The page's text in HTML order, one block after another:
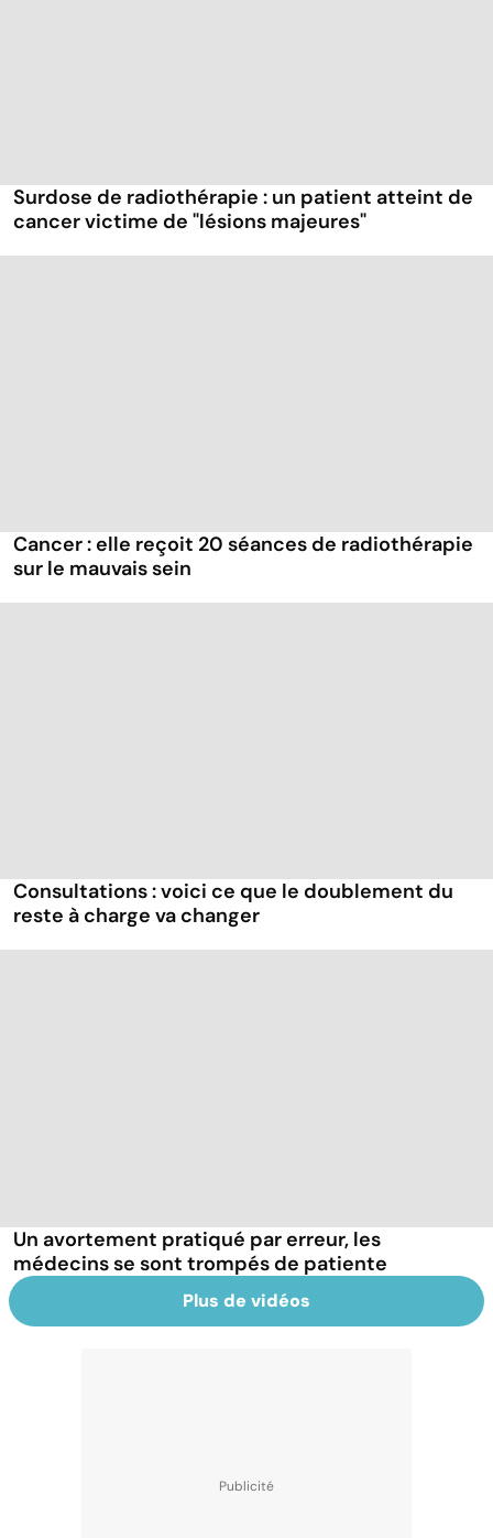
Surdose de radiothérapie : un patient atteint de
cancer victime de "lésions majeures"
Cancer : elle reçoit 20 séances de radiothérapie
sur le mauvais sein
Consultations : voici ce que le doublement du
reste à charge va changer
Un avortement pratiqué par erreur, les
médecins se sont trompés de patiente
Plus de vidéos